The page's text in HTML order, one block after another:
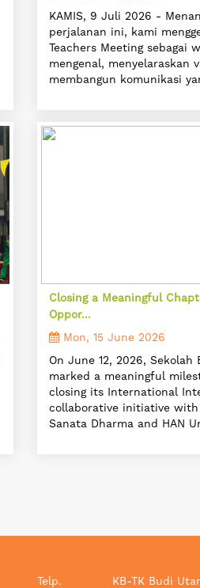
KAMIS, 9 Juli 2026 -
perjalanan ini, kami
Teachers Meeting sebagai
mengenal, menyelaraskan
membangun komunikasi
Closing a Meaningful
Oppor...
Mon, 15 June 2026
On June 12, 2026, Sekolah
marked a meaningful
closing its International
collaborative initiative with
Sanata Dharma and HAN
Telp. KB-TK Budi